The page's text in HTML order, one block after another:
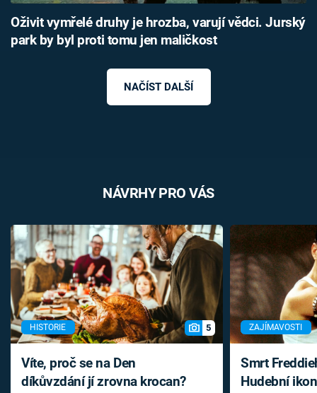
Oživit vymřelé druhy je hrozba, varují vědci. Jurský
park by byl proti tomu jen maličkost
NAČÍST DALŠÍ
NÁVRHY PRO VÁS
HISTORIE 5
Víte, proč se na Den
díkůvzdání jí zrovna krocan?
ZAJÍMAVOSTI
Smrt
Hudební